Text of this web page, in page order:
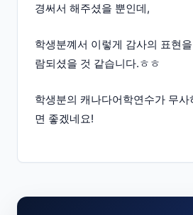
경써서 해주셨을 뿐인데,
학생분꼐서 이렇게 감사의 표현
람되셨을 것 같습니다.ㅎㅎ
학생분의 캐나다어학연수가 무
면 좋겠네요!